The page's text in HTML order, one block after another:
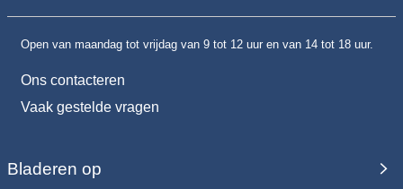
Open van maandag tot vrijdag van 9 tot 12 uur en van 14 tot 18 uur.
Ons contacteren
Vaak gestelde vragen
Bladeren op